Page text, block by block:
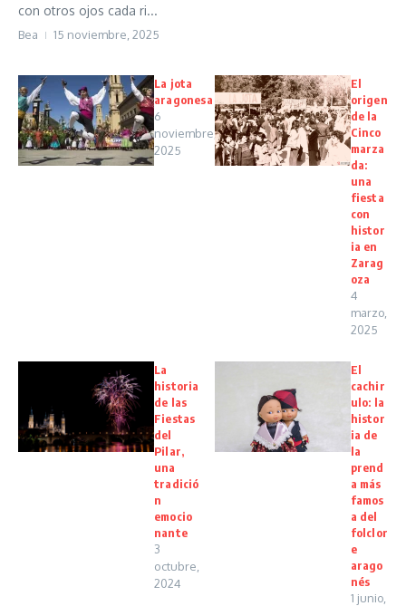
con otros ojos cada ri...
Bea 15 noviembre, 2025
La jota
aragonesa
6
noviembre,
2025
El
origen
de la
Cinco
marza
da:
una
fiesta
con
histor
ia en
Zarag
oza
4
marzo,
2025
La
historia
de las
Fiestas
del
Pilar,
una
tradició
n
emocio
nante
3
octubre,
2024
El
cachir
ulo: la
histor
ia de
la
prend
a más
famos
a del
folclor
e
arago
nés
1 junio,